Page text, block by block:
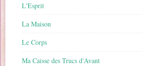
L'Esprit
La Maison
Le Corps
Ma Caisse des Trucs d'Avant